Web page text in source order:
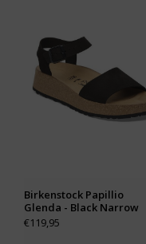
Birkenstock Papillio
Glenda - Black Narrow
€119,95